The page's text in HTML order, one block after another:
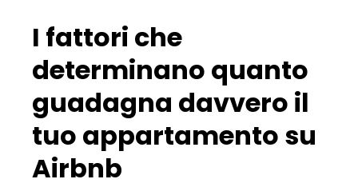
I fattori che
determinano quanto
guadagna davvero il
tuo appartamento su
Airbnb